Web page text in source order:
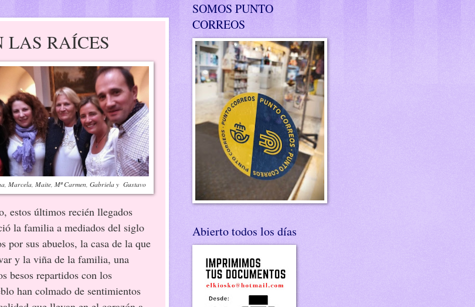
LAS RAÍCES
Marcela, Maite, Mª Carmen, Gabriela y Gustavo
estos últimos recién llegados
la familia a mediados del siglo
por sus abuelos, la casa de la que
y la viña de la familia, una
besos repartidos con los
han colmado de sentimientos
SOMOS PUNTO
CORREOS
Abierto todos los días